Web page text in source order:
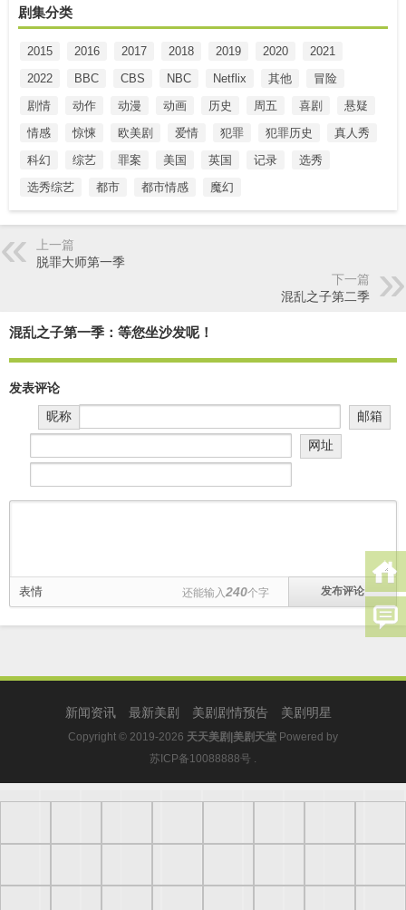
剧集分类
2015 2016 2017 2018 2019 2020
2021
2022
BBC CBS NBC Netflix 其他
冒险
剧情
动作 动漫 动画 历史 周五 喜剧
悬疑
情感
惊悚 欧美剧 爱情 犯罪 犯罪历史
真人秀
科幻
综艺 罪案 美国 英国 记录
选秀
选秀综艺
都市 都市情感 魔幻
上一篇
脱罪大师第一季
下一篇
混乱之子第二季
混乱之子第一季：等您坐沙发呢！
发表评论
昵称
邮箱
网址
表情 还能输入 240个字
新闻资讯 最新美剧 美剧剧情预告 美剧明星
Copyright © 2019-2026 天天美剧|美剧天堂 Powered by
苏ICP备10088888号 .